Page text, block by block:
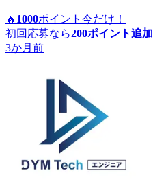
🔥 1000ポイント 今だけ！
初回応募なら200ポイント追加
3か月前